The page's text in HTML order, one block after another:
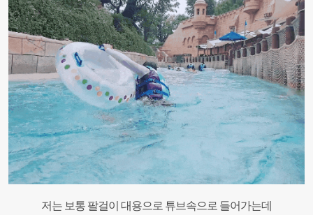
저는 보통 팔걸이 대용으로 튜브속으로 들어가는데